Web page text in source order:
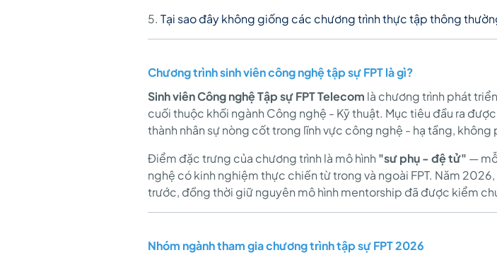
Tại sao đây không giống các chương trình thực tập thông
Chương trình sinh viên công nghệ tập sự FPT là gì?
Sinh viên Công nghệ Tập sự FPT Telecom là chương trình phát
cuối thuộc khối ngành Công nghệ - Kỹ thuật. Mục tiêu đầu ra
thành nhân sự nòng cốt trong lĩnh vực công nghệ - hạ tầng,
Điểm đặc trưng của chương trình là mô hình "sư phụ - đệ tử" —
nghệ có kinh nghiệm thực chiến từ trong và ngoài FPT. Năm
trước, đồng thời giữ nguyên mô hình mentorship đã được kiểm
Nhóm ngành tham gia chương trình tập sự FPT 2026